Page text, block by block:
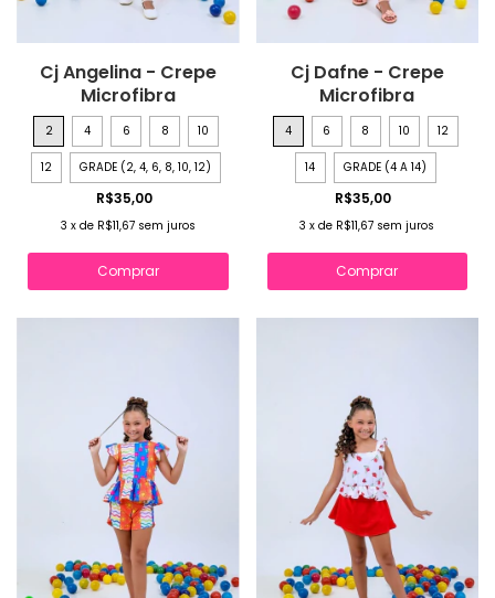
Cj Angelina - Crepe
Microfibra
2 4 6 8 10
12 GRADE (2, 4, 6, 8, 10, 12)
R$35,00
3 x de R$11,67 sem juros
Comprar
Cj Dafne - Crepe
Microfibra
4 6 8 10 12
14 GRADE (4 A 14)
R$35,00
3 xde R$11,67 sem juros
Comprar